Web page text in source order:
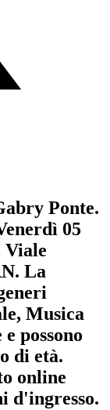
Ponte.
05
Viale
La
, Musica
possono
di età.
online
d'ingresso.